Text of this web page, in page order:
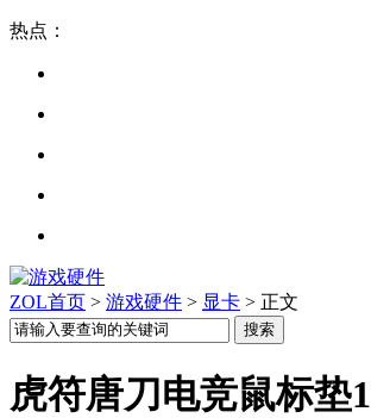
热点：
ZOL首页 > 游戏硬件 > 显卡 > 正文
虎符唐刀电竞鼠标垫